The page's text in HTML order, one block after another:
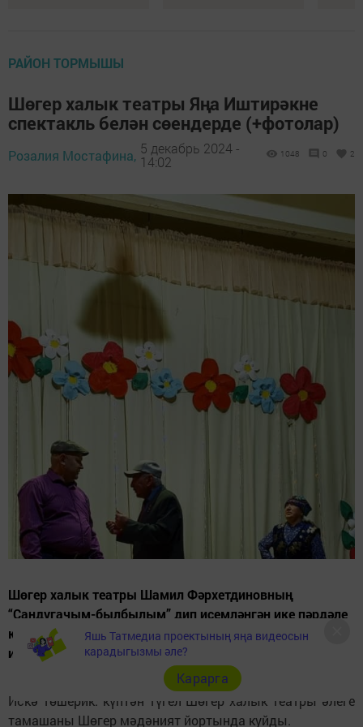
РАЙОН ТОРМЫШЫ
Шөгер халык театры Яңа Иштирәкне
спектакль белән сөендерде (+фотолар)
Розалия Мостафина, 5 декабрь 2024 -
14:02
1048 0 2
Шөгер халык театры Шамил Фәрхетдиновның
“Сандугачым-былбылым” дип исемләнгән ике пәрдәле
комедиясен Яңа Иштирәк мәдәният йортында тәкъдим
итте.
Искә төшерик: күптән түгел Шөгер халык театры әлеге
тамашаны Шөгер мәдәният йортында куйды.
Яшь Татмедиа проектының яңа видеосын
карадыгызмы әле?
Карарга